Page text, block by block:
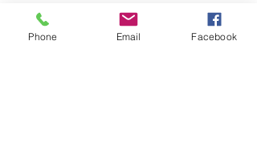
tanto como solías hacerlo,
haz un esfuerzo consciente
para planificar actividades
Phone Email Facebook